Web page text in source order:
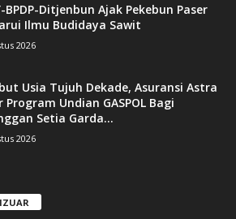
BPDP-Ditjenbun Ajak Pekebun Paser
Ilmu Budidaya Sawit
2026
Usia Tujuh Dekade, Asuransi Astra
Program Undian GASPOL Bagi
Setia Garda...
2026